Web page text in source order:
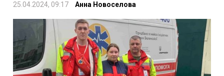
25.04.2024, 09:17 Анна Новоселова